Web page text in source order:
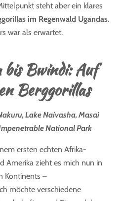
steht aber ein klares
im Regenwald Ugandas.
war als erwartet.
bis Bwindi: Auf
Berggorillas
Lake Naivasha, Masai
National Park
ersten echten Afrika-
Amerika zieht es mich nun in
Kontinents –
möchte verschiedene